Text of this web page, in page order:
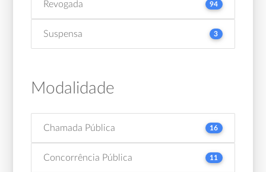
Revogada 94
Suspensa 3
Modalidade
Chamada Pública 16
Concorrência Pública 11